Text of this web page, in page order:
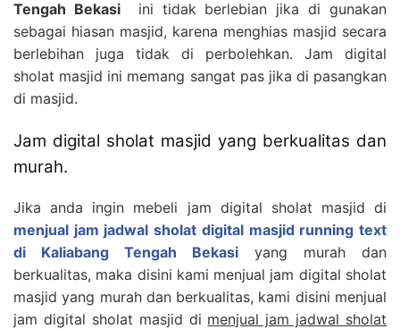
Tengah Bekasiini tidak berlebian jika di gunakan
sebagai hiasan masjid, karena menghias masjid secara
berlebihan juga tidak di perbolehkan. Jam digital
sholat masjid ini memang sangat pas jika di pasangkan
di masjid.
Jam digital sholat masjid yang berkualitas dan
murah.
Jika anda ingin mebeli jam digital sholat masjid di
menjual jam jadwal sholat digital masjid running text
di Kaliabang Tengah Bekasi yang murah dan
berkualitas, maka disini kami menjual jam digital sholat
masjid yang murah dan berkualitas, kami disini menjual
jam digital sholat masjid di menjual jam jadwal sholat